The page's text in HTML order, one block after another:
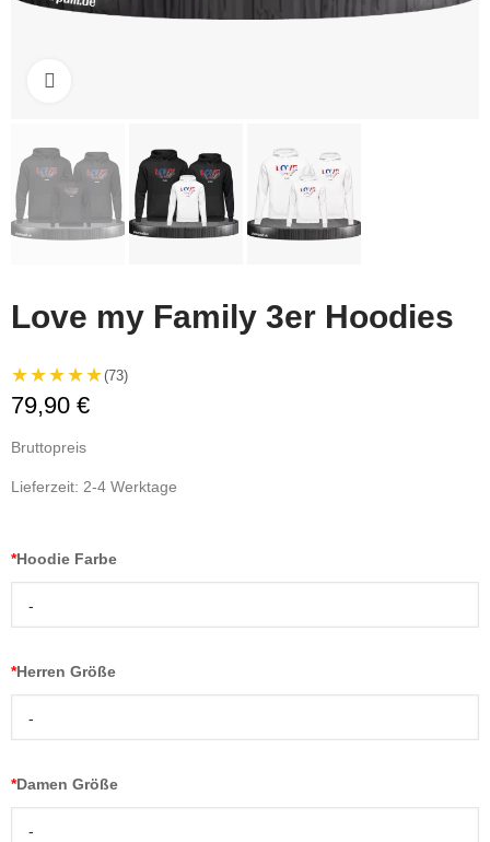
Love my Family 3er Hoodies
★★★★★(73)
79,90 €
Bruttopreis
Lieferzeit: 2-4 Werktage
*Hoodie Farbe
-
*Herren Größe
-
*Damen Größe
-